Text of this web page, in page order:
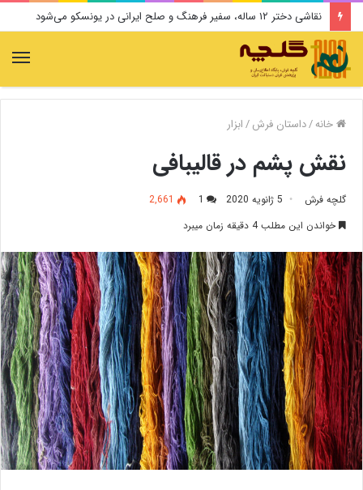
سیروس پرهام دار فانی را وداع گفت
خانه/داستان فرش/ابزار
نقش پشم در قالیبافی
گلچه فرش 5 ژانویه 2020 1
2,661
خواندن این مطلب 4 دقیقه زمان میبرد